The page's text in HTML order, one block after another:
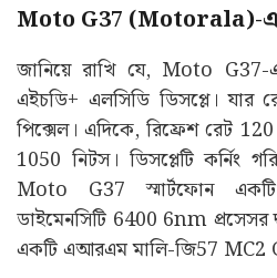
Moto G37 (Motorala)-
জানিয়ে রাখি যে, Moto G37-
এইচডি+ এলসিডি ডিসপ্লে।
পিক্সেল। এদিকে, রিফ্রেশ রেট 120
1050 নিটস। ডিসপ্লেটি কর্নিং
Moto G37 স্মার্টফোন
ডাইমেনসিটি 6400 6nm প্রসেসর
একটি এআরএম মালি-জি57 MC2